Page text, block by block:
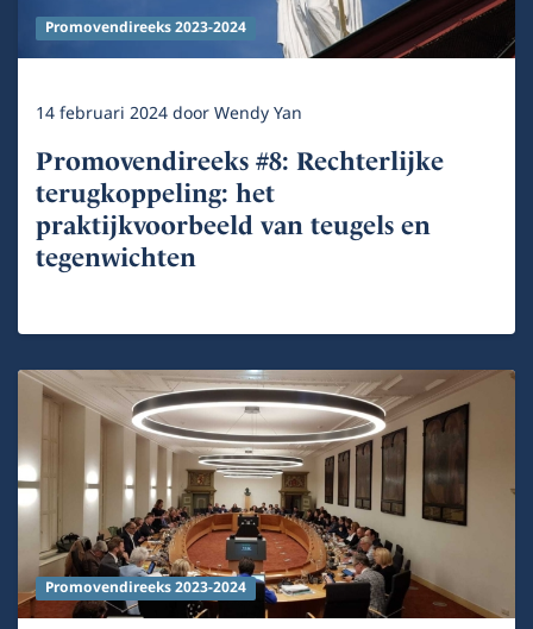
Promovendireeks 2023-2024
14 februari 2024doorWendy Yan
Promovendireeks #8: Rechterlijke
terugkoppeling: het
praktijkvoorbeeld van teugels en
tegenwichten
Promovendireeks 2023-2024